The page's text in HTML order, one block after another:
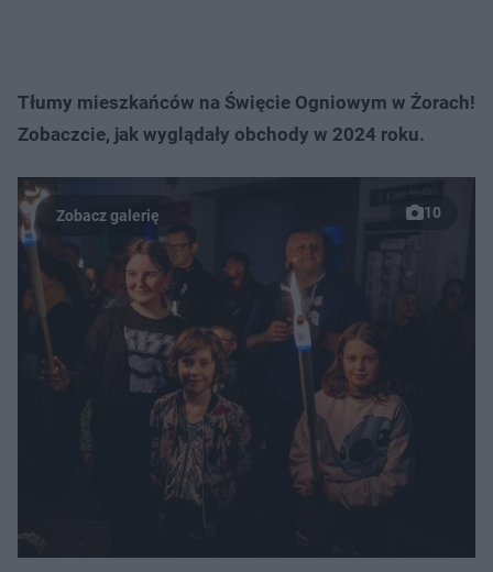
Tłumy mieszkańców na Święcie Ogniowym w Żorach!
Zobaczcie, jak wyglądały obchody w 2024 roku.
10